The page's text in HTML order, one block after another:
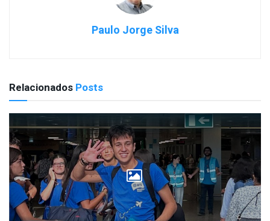
Paulo Jorge Silva
Relacionados Posts